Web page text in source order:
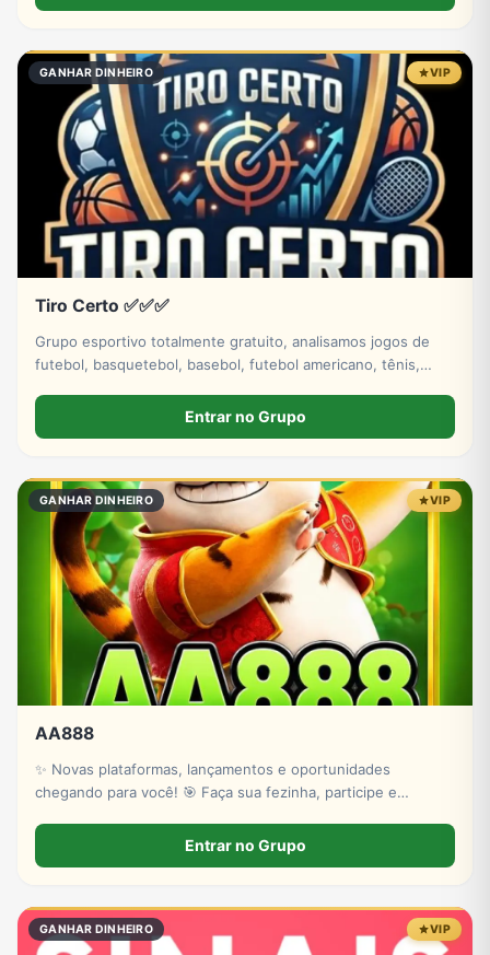
GANHAR DINHEIRO VIP
Tiro Certo ✅✅✅
Grupo esportivo totalmente gratuito, analisamos jogos de
futebol, basquetebol, basebol, futebol americano, tênis,
Entrar no Grupo
GANHAR DINHEIRO VIP
AA888
✨ Novas plataformas, lançamentos e oportunidades
chegando para você! 🎯 Faça sua fezinha, participe e
*Quem sabe a próxima surpresa não pode mudar o seu dia?*
🏆
Entrar no Grupo
GANHAR DINHEIRO VIP